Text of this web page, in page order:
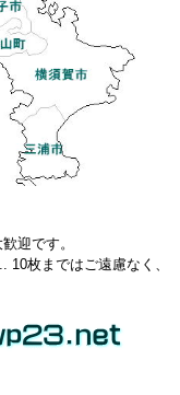
迎です。
ではご遠慮なく、